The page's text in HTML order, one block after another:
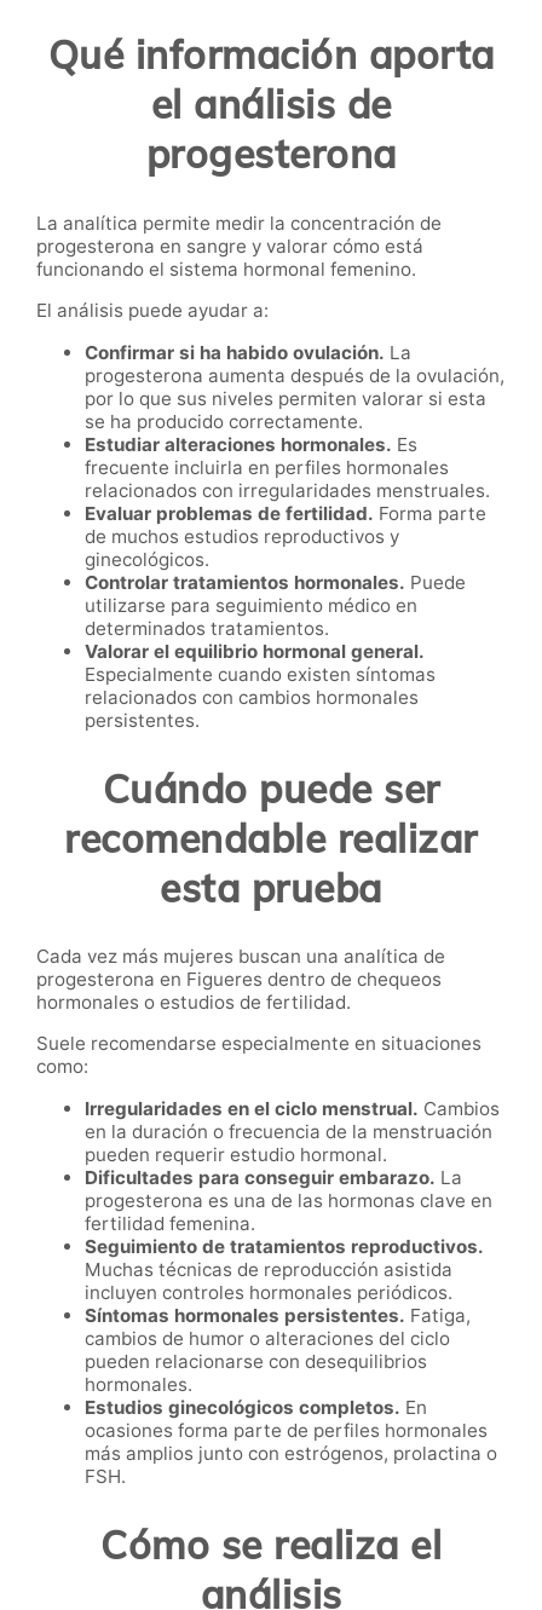
Qué información aporta
el análisis de
progesterona
La analítica permite medir la concentración de
progesterona en sangre y valorar cómo está
funcionando el sistema hormonal femenino.
El análisis puede ayudar a:
Confirmar si ha habido ovulación. La
progesterona aumenta después de la ovulación,
por lo que sus niveles permiten valorar si esta
se ha producido correctamente.
Estudiar alteraciones hormonales. Es
frecuente incluirla en perfiles hormonales
relacionados con irregularidades menstruales.
Evaluar problemas de fertilidad. Forma parte
de muchos estudios reproductivos y
ginecológicos.
Controlar tratamientos hormonales. Puede
utilizarse para seguimiento médico en
determinados tratamientos.
Valorar el equilibrio hormonal general.
Especialmente cuando existen síntomas
relacionados con cambios hormonales
persistentes.
Cuándo puede ser
recomendable realizar
esta prueba
Cada vez más mujeres buscan una analítica de
progesterona en Figueres dentro de chequeos
hormonales o estudios de fertilidad.
Suele recomendarse especialmente en situaciones
como:
Irregularidades en el ciclo menstrual. Cambios
en la duración o frecuencia de la menstruación
pueden requerir estudio hormonal.
Dificultades para conseguir embarazo. La
progesterona es una de las hormonas clave en
fertilidad femenina.
Seguimiento de tratamientos reproductivos.
Muchas técnicas de reproducción asistida
incluyen controles hormonales periódicos.
Síntomas hormonales persistentes. Fatiga,
cambios de humor o alteraciones del ciclo
pueden relacionarse con desequilibrios
hormonales.
Estudios ginecológicos completos. En
ocasiones forma parte de perfiles hormonales
más amplios junto con estrógenos, prolactina o
FSH.
Cómo se realiza el
análisis